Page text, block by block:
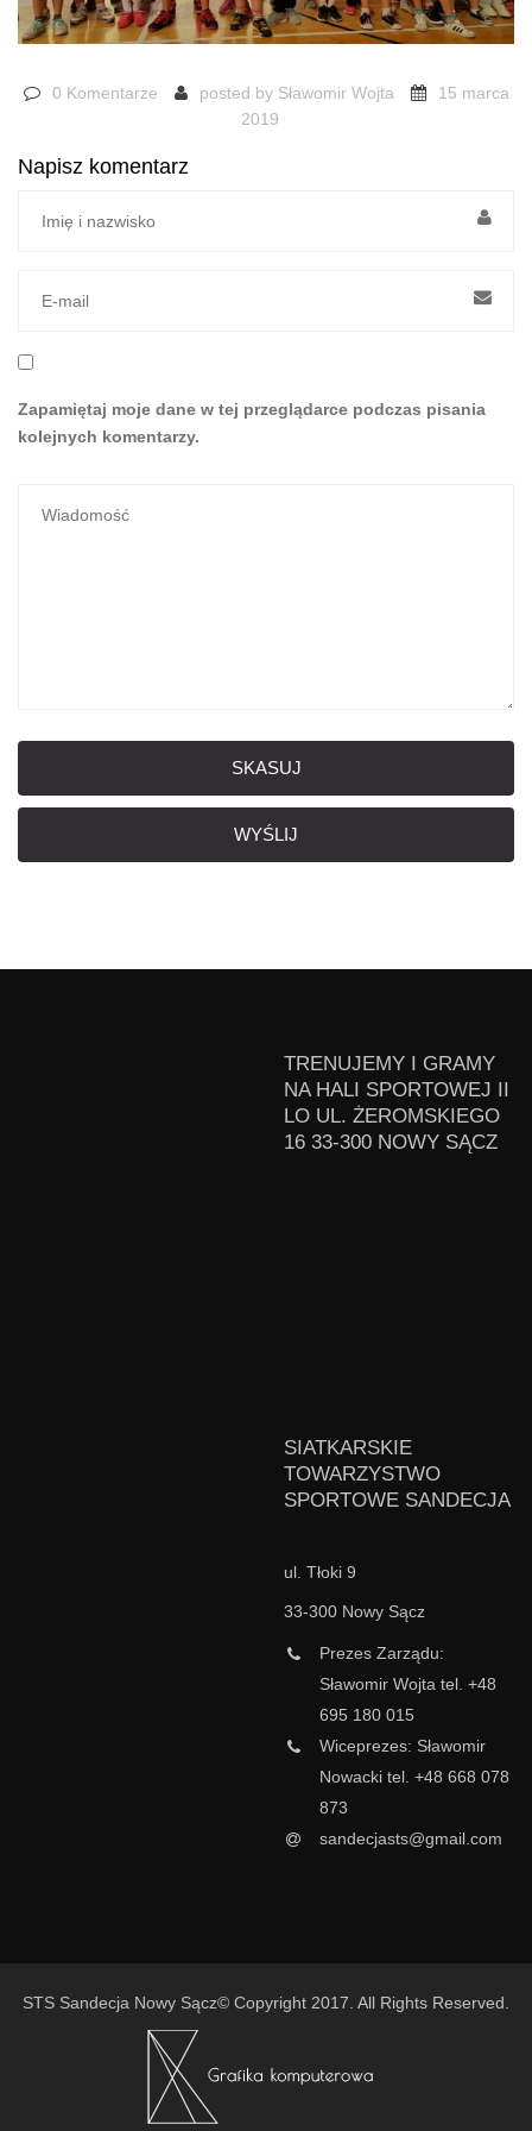
0 Komentarze posted by Sławomir Wojta
15 marca
2019
Napisz komentarz
Zapamiętaj moje dane w tej przeglądarce podczas pisania
kolejnych komentarzy.
SKASUJ
WYŚLIJ
TRENUJEMY I GRAMY
NA HALI SPORTOWEJ II
LO UL. ŻEROMSKIEGO
16 33-300 NOWY SĄCZ
SIATKARSKIE
TOWARZYSTWO
SPORTOWE SANDECJA
ul. Tłoki 9
33-300 Nowy Sącz
Prezes Zarządu:
Sławomir Wojta tel. +48
695 180 015
Wiceprezes: Sławomir
Nowacki tel. +48 668 078
873
sandecjasts@gmail.com
STS Sandecja Nowy Sącz© Copyright 2017. All Rights Reserved.